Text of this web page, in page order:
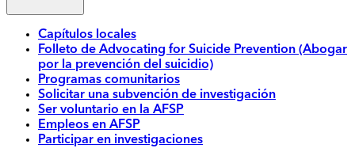
Capítulos locales
Folleto de Advocating for Suicide Prevention (Abogar
por la prevención del suicidio)
Programas comunitarios
Solicitar una subvención de investigación
Ser voluntario en la AFSP
Empleos en AFSP
Participar en investigaciones